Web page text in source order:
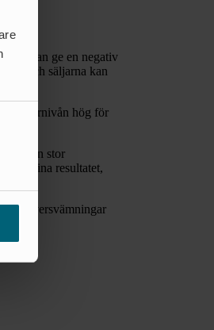
kan ge en negativ
i år och säljarna kan
lagernivån hög för
har en stor
det fina resultatet,
översvämningar